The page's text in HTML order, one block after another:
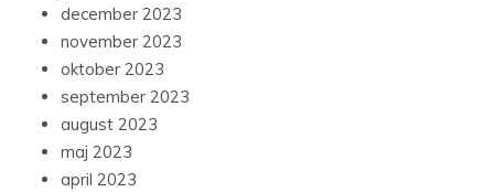
december 2023
november 2023
oktober 2023
september 2023
august 2023
maj 2023
april 2023